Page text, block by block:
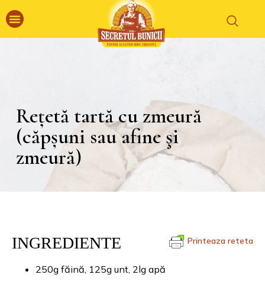
Rețetă tartă cu zmeură
(căpșuni sau afine şi
zmeură)
Printeaza reteta
INGREDIENTE
250g făină, 125g unt, 2lg apă